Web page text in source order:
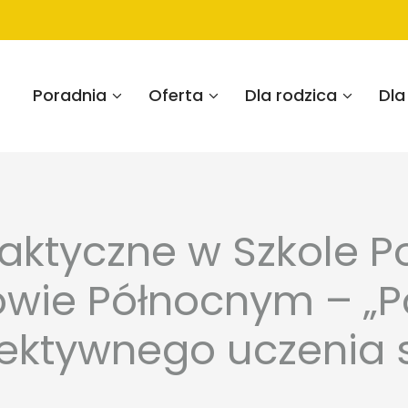
Poradnia Oferta Dla rodzica
w Szkole
Północnym –
uczenia